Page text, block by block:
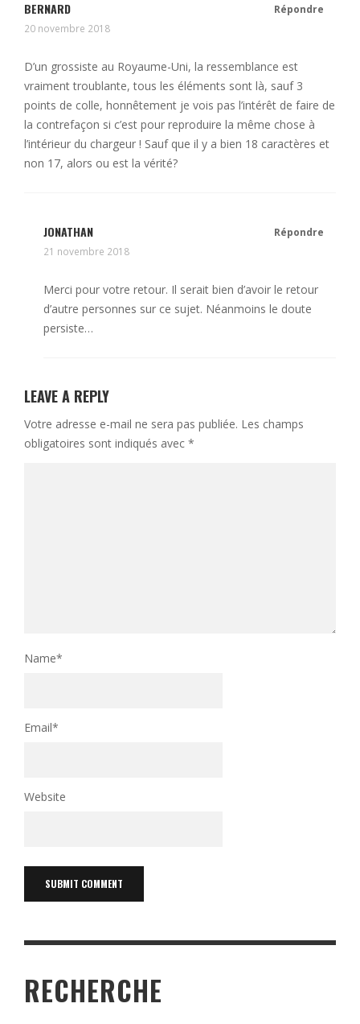
BERNARD
20 novembre 2018
Répondre
D’un grossiste au Royaume-Uni, la ressemblance est
vraiment troublante, tous les éléments sont là, sauf 3
points de colle, honnêtement je vois pas l’intérêt de faire de
la contrefaçon si c’est pour reproduire la même chose à
l’intérieur du chargeur ! Sauf que il y a bien 18 caractères et
non 17, alors ou est la vérité?
JONATHAN
21 novembre 2018
Répondre
Merci pour votre retour. Il serait bien d’avoir le retour
d’autre personnes sur ce sujet. Néanmoins le doute
persiste…
LEAVE A REPLY
Votre adresse e-mail ne sera pas publiée. Les champs
obligatoires sont indiqués avec *
Name*
Email*
Website
RECHERCHE